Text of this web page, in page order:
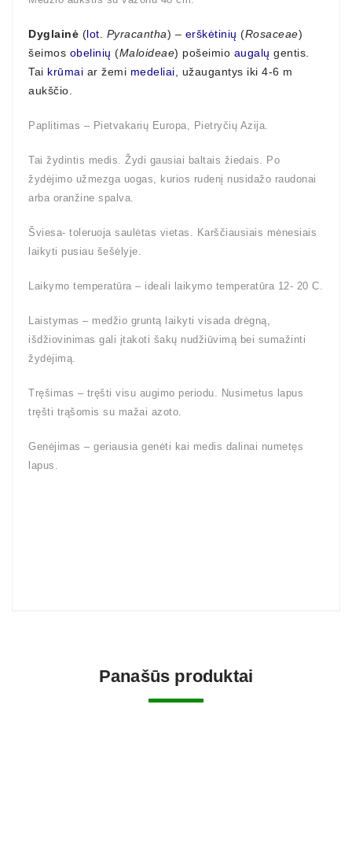
Dyglainė (lot. Pyracantha) – erškėtinių (Rosaceae)
šeimos obelinių (Maloideae) pošeimio augalų gentis.
Tai krūmai ar žemi medeliai , užaugantys iki 4-6 m
aukščio.
Paplitimas – Pietvakarių Europa, Pietryčių Azija.
Tai žydintis medis. Žydi gausiai baltais žiedais. Po
žydėjimo užmezga uogas, kurios rudenį nusidažo raudonai
arba oranžine spalva.
Šviesa- toleruoja saulėtas vietas. Karščiausiais mėnesiais
laikyti pusiau šešėlyje.
Laikymo temperatūra – ideali laikymo temperatūra 12- 20 C.
Laistymas – medžio gruntą laikyti visada drėgną,
išdžiovinimas gali įtakoti šakų nudžiūvimą bei sumažinti
žydėjimą.
Tręšimas – tręšti visu augimo periodu. Nusimetus lapus
tręšti trąšomis su mažai azoto.
Genėjimas – geriausia genėti kai medis dalinai numetęs
lapus.
Panašūs produktai